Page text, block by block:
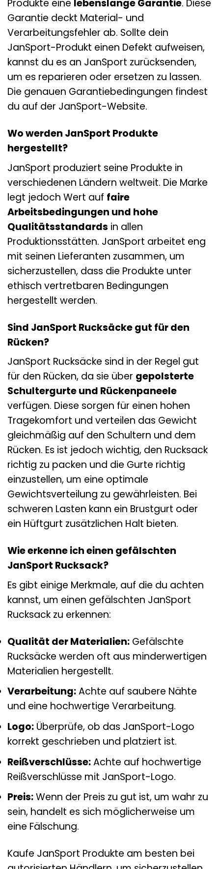
Produkte eine lebenslange Garantie. Diese
Garantie deckt Material- und
Verarbeitungsfehler ab. Sollte dein
JanSport-Produkt einen Defekt aufweisen,
kannst du es an JanSport zurücksenden,
um es reparieren oder ersetzen zu lassen.
Die genauen Garantiebedingungen findest
du auf der JanSport-Website.
Wo werden JanSport Produkte
hergestellt?
JanSport produziert seine Produkte in
verschiedenen Ländern weltweit. Die Marke
legt jedoch Wert auf faire
Arbeitsbedingungen und hohe
Qualitätsstandards in allen
Produktionsstätten. JanSport arbeitet eng
mit seinen Lieferanten zusammen, um
sicherzustellen, dass die Produkte unter
ethisch vertretbaren Bedingungen
hergestellt werden.
Sind JanSport Rucksäcke gut für den
Rücken?
JanSport Rucksäcke sind in der Regel gut
für den Rücken, da sie über gepolsterte
Schultergurte und Rückenpaneele
verfügen. Diese sorgen für einen hohen
Tragekomfort und verteilen das Gewicht
gleichmäßig auf den Schultern und dem
Rücken. Es ist jedoch wichtig, den Rucksack
richtig zu packen und die Gurte richtig
einzustellen, um eine optimale
Gewichtsverteilung zu gewährleisten. Bei
schweren Lasten kann ein Brustgurt oder
ein Hüftgurt zusätzlichen Halt bieten.
Wie erkenne ich einen gefälschten
JanSport Rucksack?
Es gibt einige Merkmale, auf die du achten
kannst, um einen gefälschten JanSport
Rucksack zu erkennen:
Qualität der Materialien: Gefälschte
Rucksäcke werden oft aus minderwertigen
Materialien hergestellt.
Verarbeitung:Achte auf saubere Nähte
und eine hochwertige Verarbeitung.
Logo: Überprüfe, ob das JanSport-Logo
korrekt geschrieben und platziert ist.
Reißverschlüsse:Achte auf hochwertige
Reißverschlüsse mit JanSport-Logo.
Preis:Wenn der Preis zu gut ist, um wahr zu
sein, handelt es sich möglicherweise um
eine Fälschung.
Kaufe JanSport Produkte am besten bei